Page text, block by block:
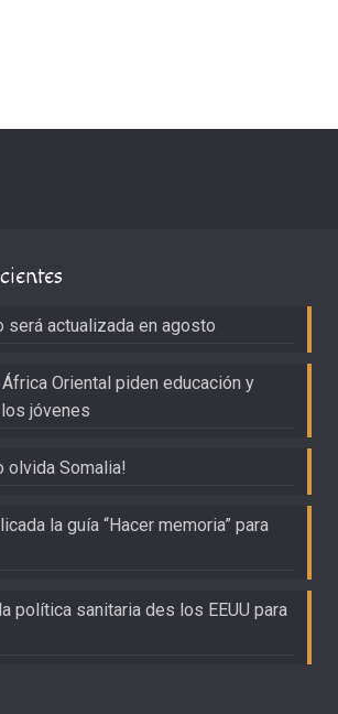
será actualizada en agosto
Oriental piden educación y
jóvenes
olvida Somalia!
la guía “Hacer memoria” para
política sanitaria des los EEUU para